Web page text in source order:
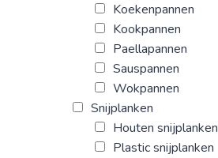
Koekenpannen
Kookpannen
Paellapannen
Sauspannen
Wokpannen
Snijplanken
Houten snijplanken
Plastic snijplanken